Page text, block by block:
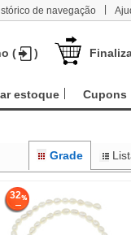
de navegação
( )
estoque Cupons
Grade
32